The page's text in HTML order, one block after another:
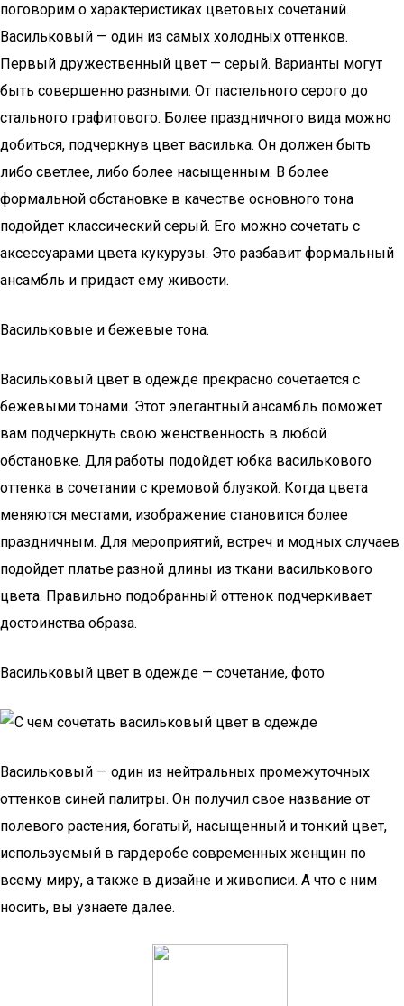
поговорим о характеристиках цветовых сочетаний.
Васильковый — один из самых холодных оттенков.
Первый дружественный цвет — серый. Варианты могут
быть совершенно разными. От пастельного серого до
стального графитового. Более праздничного вида можно
добиться, подчеркнув цвет василька. Он должен быть
либо светлее, либо более насыщенным. В более
формальной обстановке в качестве основного тона
подойдет классический серый. Его можно сочетать с
аксессуарами цвета кукурузы. Это разбавит формальный
ансамбль и придаст ему живости.
Васильковые и бежевые тона.
Васильковый цвет в одежде прекрасно сочетается с
бежевыми тонами. Этот элегантный ансамбль поможет
вам подчеркнуть свою женственность в любой
обстановке. Для работы подойдет юбка василькового
оттенка в сочетании с кремовой блузкой. Когда цвета
меняются местами, изображение становится более
праздничным. Для мероприятий, встреч и модных случаев
подойдет платье разной длины из ткани василькового
цвета. Правильно подобранный оттенок подчеркивает
достоинства образа.
Васильковый цвет в одежде — сочетание, фото
Васильковый — один из нейтральных промежуточных
оттенков синей палитры. Он получил свое название от
полевого растения, богатый, насыщенный и тонкий цвет,
используемый в гардеробе современных женщин по
всему миру, а также в дизайне и живописи. А что с ним
носить, вы узнаете далее.